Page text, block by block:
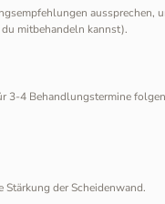
aussprechen,
mitbehandeln kannst).
4 Behandlungstermine
der Scheidenwand.